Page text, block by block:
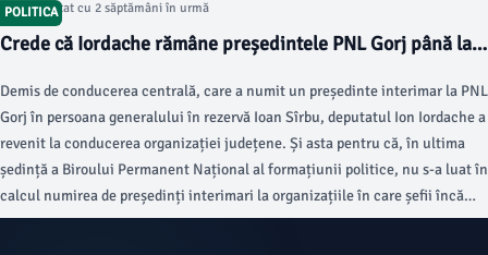
POLITICA
Articol postat cu 2 săptămâni în urmă
Crede că Iordache rămâne președintele PNL Gorj până la
Demis de conducerea centrală, care a numit un președinte interimar la PNL
Gorj în persoana generalului în rezervă Ioan Sîrbu, deputatul Ion Iordache a
revenit la conducerea organizației județene. Și asta pentru că, în ultima
ședință a Biroului Permanent Național al formațiunii politice, nu s-a luat în
calcul numirea de președinți interimari la organizațiile în care șefii încă
sunt în mandat.